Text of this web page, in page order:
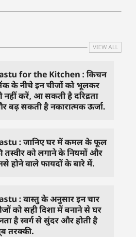
VIEW ALL
for the Kitchen : किचन
के नीचे इन चीजों को भूलकर
नहीं करें, आ सकती है दरिद्रता
बढ़ सकती है नकारात्मक ऊर्जा.
: जानिए घर में कमल के फूल
तस्वीर को लगाने के नियमों और
होने वाले फायदों के बारे में.
: वास्तु के अनुसार इन चार
को सही दिशा में बनाने से घर
है स्वर्ग से सुंदर और होती है
तरक्की.